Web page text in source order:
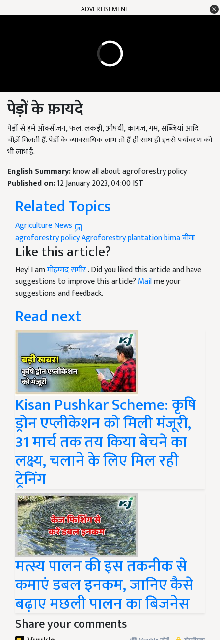
ADVERTISEMENT
पेड़ों के फ़ायदे
पेड़ों से हमें ऑक्सीजन, फल, लकड़ी, औषधी, कागज़, गम, सब्ज़ियां आदि
चीज़ें मिलती हैं. पेड़ों के व्यावसायिक लाभ तो हैं ही साथ ही इनसे पर्यावरण को
भी लाभ है.
English Summary:know all about agroforestry policy
Published on:12 January 2023, 04:00 IST
Related Topics
Agriculture News
agroforestry policyAgroforestryplantationbimaबीमा
Like this article?
Hey! I amमोहम्मद समीर. Did you liked this article and have
suggestions to improve this article? Mailme your
suggestions and feedback.
Read next
Kisan Pushkar Scheme: कृषि
ड्रोन एप्लीकेशन को मिली मंजूरी,
31 मार्च तक तय किया बेचने का
लक्ष्य, चलाने के लिए मिल रही
ट्रेनिंग
मत्स्य पालन की इस तकनीक से
कमाएं डबल इनकम, जानिए कैसे
बढ़ाए मछली पालन का बिजनेस
Share your comments